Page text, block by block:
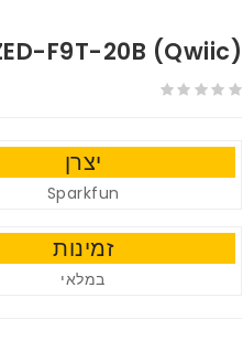
F9T-20B (Qwiic)
יצרן
Sparkfun
זמינות
במלאי